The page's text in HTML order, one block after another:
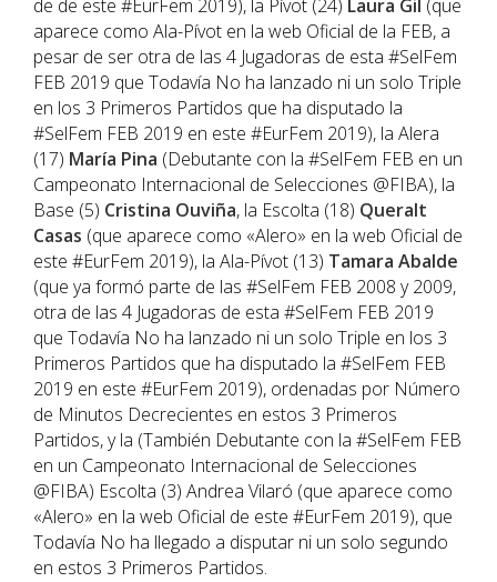
de de este #EurFem 2019), la Pívot (24) Laura Gil (que
aparece como Ala-Pívot en la web Oficial de la FEB, a
pesar de ser otra de las 4 Jugadoras de esta #SelFem
FEB 2019 que Todavía No ha lanzado ni un solo Triple
en los 3 Primeros Partidos que ha disputado la
#SelFem FEB 2019 en este #EurFem 2019), la Alera
(17) María Pina (Debutante con la #SelFem FEB en un
Campeonato Internacional de Selecciones @FIBA), la
Base (5) Cristina Ouviña, la Escolta (18) Queralt
Casas (que aparece como «Alero» en la web Oficial de
este #EurFem 2019), la Ala-Pívot (13) Tamara Abalde
(que ya formó parte de las #SelFem FEB 2008 y 2009,
otra de las 4 Jugadoras de esta #SelFem FEB 2019
que Todavía No ha lanzado ni un solo Triple en los 3
Primeros Partidos que ha disputado la #SelFem FEB
2019 en este #EurFem 2019), ordenadas por Número
de Minutos Decrecientes en estos 3 Primeros
Partidos, y la (También Debutante con la #SelFem FEB
en un Campeonato Internacional de Selecciones
@FIBA) Escolta (3) Andrea Vilaró (que aparece como
«Alero» en la web Oficial de este #EurFem 2019), que
Todavía No ha llegado a disputar ni un solo segundo
en estos 3 Primeros Partidos.